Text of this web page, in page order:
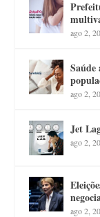
ago 2,
ago 2,
Jet
ago 2,
ago 2,